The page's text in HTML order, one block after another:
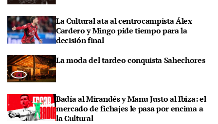
La Cultural ata al centrocampista Álex
Cardero y Mingo pide tiempo para la
decisión final
La moda del tardeo conquista Sahechores
Badía al Mirandés y Manu Justo al Ibiza: el
mercado de fichajes le pasa por encima a
la Cultural